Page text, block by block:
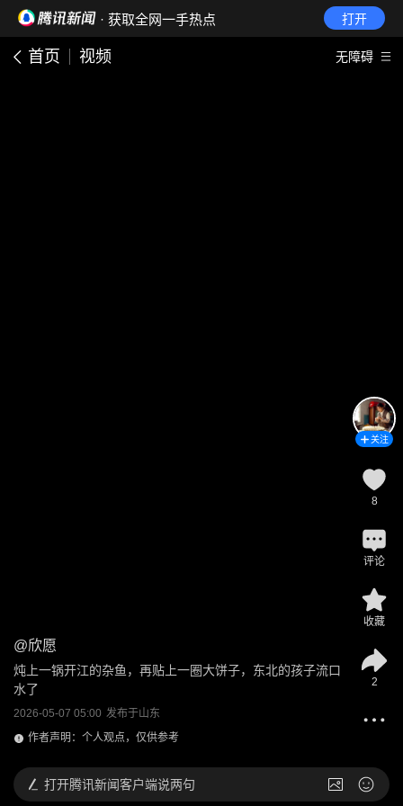
· 获取全网一手热点 打开
首页 视频 无障碍
@欣愿
炖上一锅开江的杂鱼，再贴上一圈大饼子，东北的孩子流口
水了
2026-05-07 05:00 发布于山东
作者声明：个人观点，仅供参考
关注
8
评论
收藏
2
打开腾讯新闻客户端说两句